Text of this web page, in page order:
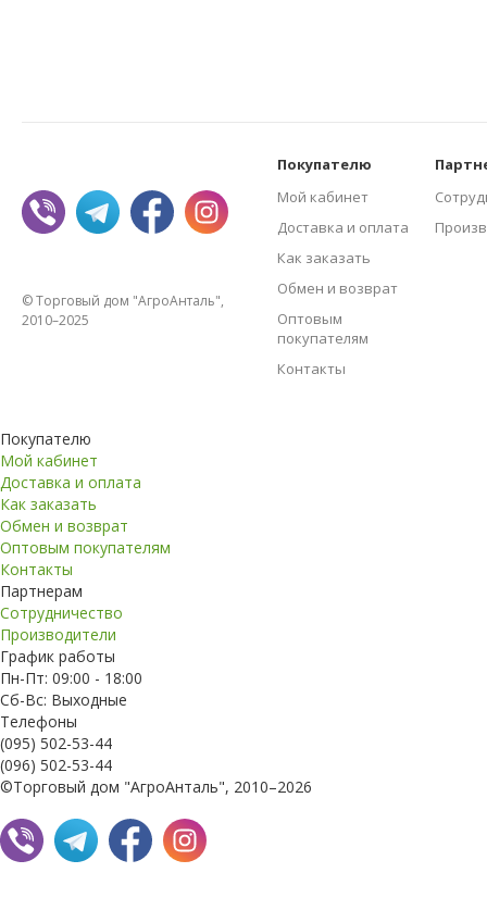
© Торговый дом "АгроАнталь",
2010–2025
Покупателю
Мой кабинет
Доставка и оплата
Как заказать
Обмен и возврат
Оптовым
покупателям
Контакты
Покупателю
Мой кабинет
Доставка и оплата
Как заказать
Обмен и возврат
Оптовым покупателям
Контакты
Партнерам
Сотрудничество
Производители
График работы
Пн-Пт: 09:00 - 18:00
Сб-Вс: Выходные
Телефоны
(095) 502-53-44
(096) 502-53-44
©Торговый дом "АгроАнталь", 2010–2026